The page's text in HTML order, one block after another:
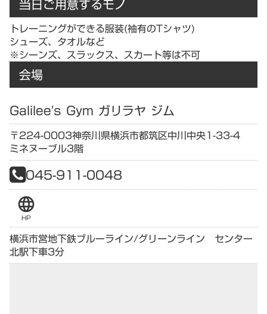
トレーニングができる服装(袖有のTシャツ)
シューズ、タオルなど
※シーンズ、スラックス、スカート等は不可
会場
Galilee's Gym ガリラヤ ジム
〒224-0003神奈川県横浜市都筑区中川中央1-33-4
ミネヌーブル3階
045-911-0048
language
HP
横浜市営地下鉄ブルーライン/グリーンライン センター
北駅下車3分